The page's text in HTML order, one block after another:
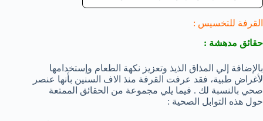
القرفة للتخسيس :
حقائق مدهشة :
بالإضافة إلي المذاق الذيذ وتعزيز نكهة الطعام وإستخدامها
لأغراض طبية، فقد عرفت القرفة منذ الاف السنين بأنها عنصر
صحي بالنسبة لك . فيما يلي مجموعة من الحقائق الممتعة
حول هذه التوابل الصحية :